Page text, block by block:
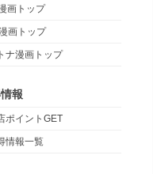
画トップ
画トップ
ナ漫画トップ
報
ポイントGET
情報一覧